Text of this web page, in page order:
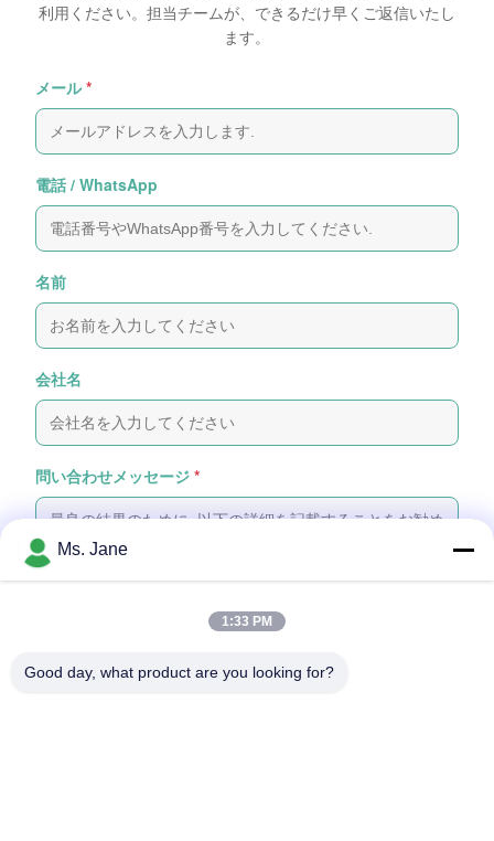
利用ください。担当チームが、できるだけ早くご返信いたし
ます。
メール *
電話 / WhatsApp
名前
会社名
問い合わせメッセージ *
ファイルを添付する
Ms. Jane
1:33 PM
Good day, what product are you looking for?